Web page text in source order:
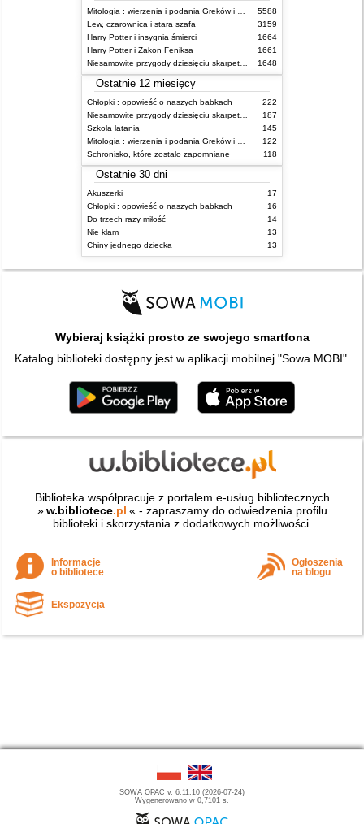
Mitologia : wierzenia i podania Greków i Rzymian
5588
Lew, czarownica i stara szafa
3159
Harry Potter i insygnia śmierci
1664
Harry Potter i Zakon Feniksa
1661
Niesamowite przygody dziesięciu skarpetek (czterech prawych i sześciu lewych)
1648
Ostatnie 12 miesięcy
Chłopki : opowieść o naszych babkach
222
Niesamowite przygody dziesięciu skarpetek (czterech prawych i sześciu lewych)
187
Szkoła latania
145
Mitologia : wierzenia i podania Greków i Rzymian
122
Schronisko, które zostało zapomniane
118
Ostatnie 30 dni
Akuszerki
17
Chłopki : opowieść o naszych babkach
16
Do trzech razy miłość
14
Nie kłam
13
Chiny jednego dziecka
13
Wybieraj książki prosto ze swojego smartfona
Katalog biblioteki dostępny jest w aplikacji mobilnej "Sowa MOBI".
Biblioteka współpracuje z portalem e-usług bibliotecznych
» w.bibliotece.pl « - zapraszamy do odwiedzenia profilu
biblioteki i skorzystania z dodatkowych możliwości.
Informacje
o bibliotece
Ogłoszenia
na blogu
Ekspozycja
SOWA OPAC v. 6.11.10 (2026-07-24)
Wygenerowano w 0,7101 s.